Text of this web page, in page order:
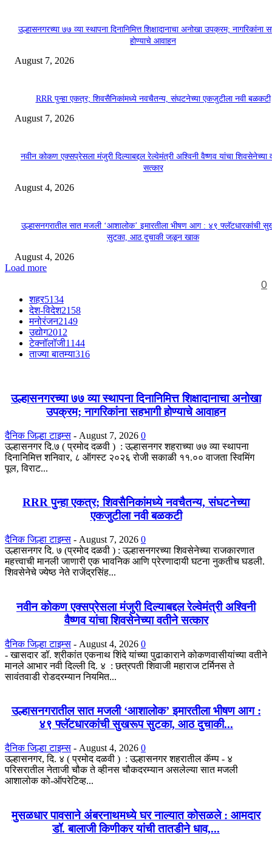
उल्हासनगरच्या ७७ व्या स्थापना दिनानिमित्त शिक्षादानाचा अनोखा उपक्रम; नागरिकांना
होण्याचे आवाहन
August 7, 2026
RRR पुन्हा एकत्र; शिवसैनिकांमध्ये नवचैतन्य, संघटनेच्या एकजुटीला नवी बळकटी
August 7, 2026
नवीन कोकण एक्सप्रेसला मंजुरी दिल्याबद्दल रेल्वेमंत्री अश्विनी वैष्णव यांचा शिवसेनेच्या
सत्कार
August 4, 2026
उल्हासनगरातील सात मजली ‘आशालोक’ इमारतीला भीषण आग : ४९ फ्लॅटधारकांची
सुटका, आठ दुचाकी जळून खाक
August 4, 2026
Load more
0
शहर5134
देश-विदेश2158
मनोरंजन2149
उद्योग2012
टेक्नॉलॉजी1144
ताज्या बातम्या316
उल्हासनगरच्या ७७ व्या स्थापना दिनानिमित्त शिक्षादानाचा अनोखा
उपक्रम; नागरिकांना सहभागी होण्याचे आवाहन
दैनिक जिल्हा टाइम्स - August 7, 2026 0
उल्हासनगर दि.७ ( प्रमोद दळवी ) : उल्हासनगर शहराच्या ७७ व्या स्थापना
दिनानिमित्त शनिवार, ८ ऑगस्ट २०२६ रोजी सकाळी ११.०० वाजता स्विमिंग
पूल, विराट...
RRR पुन्हा एकत्र; शिवसैनिकांमध्ये नवचैतन्य, संघटनेच्या
एकजुटीला नवी बळकटी
दैनिक जिल्हा टाइम्स - August 7, 2026 0
उल्हासनगर दि. ७ (प्रमोद दळवी ) : उल्हासनगरच्या शिवसेनेच्या राजकारणात
महत्त्वाची मानली जाणारी एक भावनिक आणि प्रेरणादायी घटना नुकतीच घडली.
शिवसेनेचे ज्येष्ठ नेते राजेंद्रसिंह...
नवीन कोकण एक्सप्रेसला मंजुरी दिल्याबद्दल रेल्वेमंत्री अश्विनी
वैष्णव यांचा शिवसेनेच्या वतीने सत्कार
दैनिक जिल्हा टाइम्स - August 4, 2026 0
- खासदार डॉ. श्रीकांत एकनाथ शिंदे यांच्या पुढाकाराने कोकणवासीयांच्या वतीने
मानले आभार नवी दिल्ली दि. ४ : छत्रपती शिवाजी महाराज टर्मिनस ते
सावंतवाडी रोडदरम्यान नियमित...
उल्हासनगरातील सात मजली ‘आशालोक’ इमारतीला भीषण आग :
४९ फ्लॅटधारकांची सुखरूप सुटका, आठ दुचाकी...
दैनिक जिल्हा टाइम्स - August 4, 2026 0
उल्हासनगर, दि. ४ ( प्रमोद दळवी ) : उल्हासनगर शहरातील कॅम्प - ४
परिसरातील नेताजी चौक ते व्हीनस चौकदरम्यान असलेल्या सात मजली
आशालोक को-ऑपरेटिव्ह...
मुसळधार पावसाने अंबरनाथमध्ये घर नाल्यात कोसळले : आमदार
डॉ. बालाजी किणीकर यांची तातडीने धाव,...